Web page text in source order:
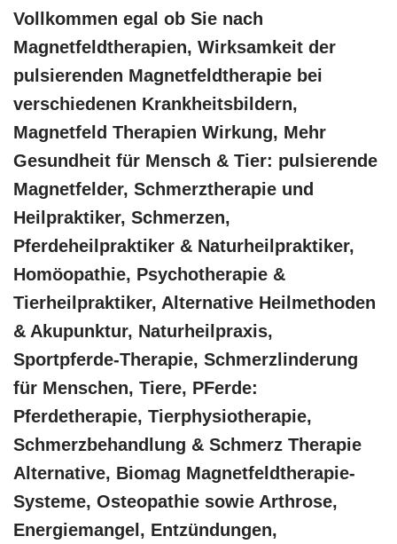
Vollkommen egal ob Sie nach
Magnetfeldtherapien, Wirksamkeit der
pulsierenden Magnetfeldtherapie bei
verschiedenen Krankheitsbildern,
Magnetfeld Therapien Wirkung, Mehr
Gesundheit für Mensch & Tier: pulsierende
Magnetfelder, Schmerztherapie und
Heilpraktiker, Schmerzen,
Pferdeheilpraktiker & Naturheilpraktiker,
‎Homöopathie, ‎Psychotherapie &
‎Tierheilpraktiker, Alternative Heilmethoden
& Akupunktur, Naturheilpraxis,
Sportpferde-Therapie, Schmerzlinderung
für Menschen, Tiere, PFerde:
Pferdetherapie, Tierphysiotherapie,
Schmerzbehandlung & Schmerz Therapie
Alternative, Biomag Magnetfeldtherapie-
Systeme, Osteopathie sowie Arthrose,
Energiemangel, Entzündungen,